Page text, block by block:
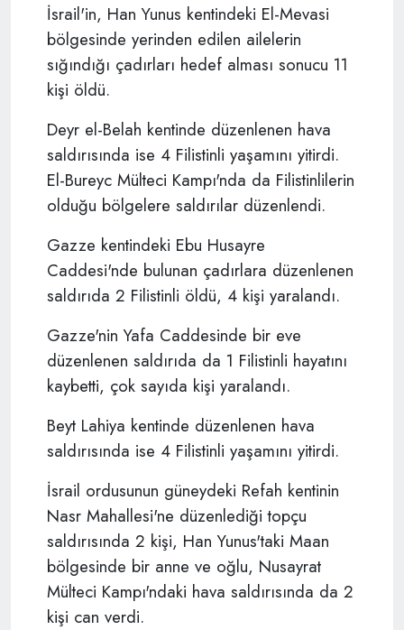
İsrail'in, Han Yunus kentindeki El-Mevasi
bölgesinde yerinden edilen ailelerin
sığındığı çadırları hedef alması sonucu 11
kişi öldü.
Deyr el-Belah kentinde düzenlenen hava
saldırısında ise 4 Filistinli yaşamını yitirdi.
El-Bureyc Mülteci Kampı'nda da Filistinlilerin
olduğu bölgelere saldırılar düzenlendi.
Gazze kentindeki Ebu Husayre
Caddesi'nde bulunan çadırlara düzenlenen
saldırıda 2 Filistinli öldü, 4 kişi yaralandı.
Gazze'nin Yafa Caddesinde bir eve
düzenlenen saldırıda da 1 Filistinli hayatını
kaybetti, çok sayıda kişi yaralandı.
Beyt Lahiya kentinde düzenlenen hava
saldırısında ise 4 Filistinli yaşamını yitirdi.
İsrail ordusunun güneydeki Refah kentinin
Nasr Mahallesi'ne düzenlediği topçu
saldırısında 2 kişi, Han Yunus'taki Maan
bölgesinde bir anne ve oğlu, Nusayrat
Mülteci Kampı'ndaki hava saldırısında da 2
kişi can verdi.